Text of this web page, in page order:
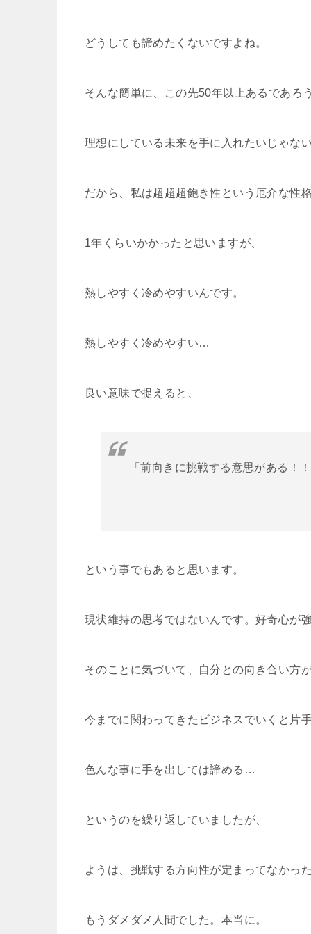
どうしても諦めたくないですよね。
そんな簡単に、この先50年以上あるであろ
理想にしている未来を手に入れたいじゃな
だから、私は超超超飽き性という厄介な性
1年くらいかかったと思いますが、
熱しやすく冷めやすいんです。
熱しやすく冷めやすい…
良い意味で捉えると、
「前向きに挑戦する意思がある！
という事でもあると思います。
現状維持の思考ではないんです。好奇心が
そのことに気づいて、自分との向き合い方
今までに関わってきたビジネスでいくと片
色んな事に手を出しては諦める…
というのを繰り返していましたが、
ようは、挑戦する方向性が定まってなかっ
もうダメダメ人間でした。本当に。